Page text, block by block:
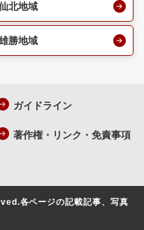
北地域
勝地域
ガイドライン
著作権・リンク・免責事項
各ページの記載記事、写真